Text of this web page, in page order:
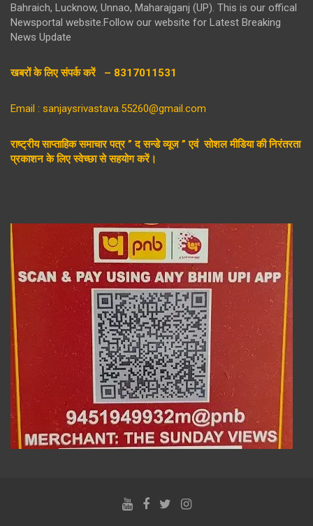
Bahraich, Lucknow, Unnao, Maharajganj (UP). This is our offical
Newsportal website.Follow our website for Latest Breaking
News Update
खबरों के लिए संपर्क करें – 8317011531
Email : sanjaysrivastava.55260@gmail.com
राष्ट्रीय साप्ताहिक समाचार पत्र ” द सन्डे व्यूज ” एवं सोशल मीडिया की निरंतरता
प्रकाशन के लिए स्वेच्छा से सहयोग करें।